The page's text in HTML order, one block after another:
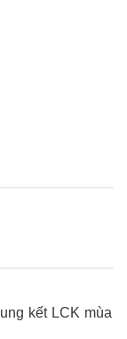
kết LCK mùa